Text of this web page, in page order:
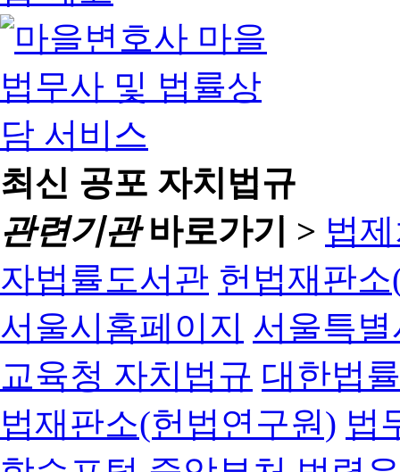
최신 공포 자치법규
관련기관바로가기 > 법
자법률도서관 헌법재판
서울시홈페이지 서울특
교육청 자치법규 대한법
법재판소(헌법연구원) 법